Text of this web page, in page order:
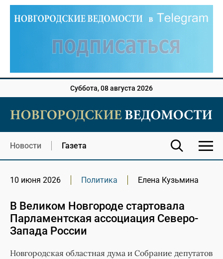
Суббота, 08 августа 2026
Новости Газета
10 июня 2026 Политика Елена Кузьмина
В Великом Новгороде стартовала
Парламентская ассоциация Северо-
Запада России
Новгородская областная дума и Собрание депутатов